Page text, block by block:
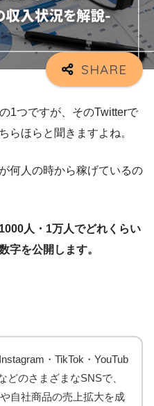
1つですが、そのTwitterで
らほらと聞きますよね。
何人の時から稼げているの
人・1万人でどれくらい
字を公開します。
・TikTok・YouTub
どのさまざまなSNSで、
自社商品の売上拡大を成